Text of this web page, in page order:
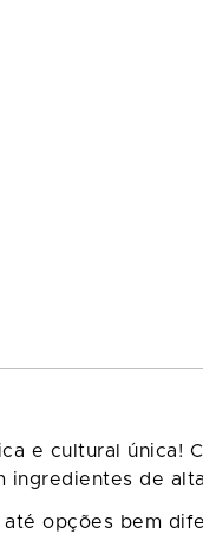
e cultural única!
ingredientes de
opções bem